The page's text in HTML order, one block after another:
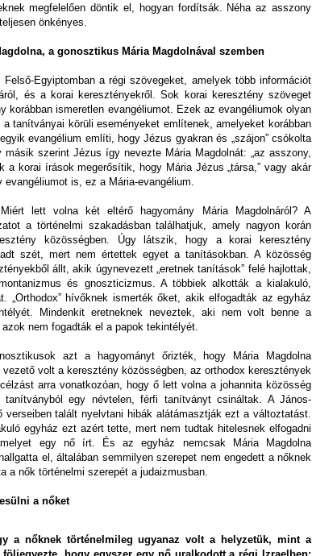
megfelelően döntik el, hogyan fordítsák. Néha az asszony
önkényes.
a gonosztikus Mária Magdolnával szemben
Felső-Egyiptomban a régi szövegeket, amelyek több információt
és a korai keresztényekről. Sok korai keresztény szöveget
korábban ismeretlen evangéliumot. Ezek az evangéliumok olyan
tanítványai körüli eseményeket említenek, amelyeket korábban
evangélium említi, hogy Jézus gyakran és „szájon” csókolta
másik szerint Jézus így nevezte Mária Magdolnát: „az asszony,
a korai írások megerősítik, hogy Mária Jézus „társa,” vagy akár
is, ez a Mária-evangélium.
lett volna két eltérő hagyomány Mária Magdolnáról? A
a történelmi szakadásban találhatjuk, amely nagyon korán
közösségben. Úgy látszik, hogy a korai keresztény
szét, mert nem értettek egyet a tanításokban. A közösség
állt, akik úgynevezett „eretnek tanítások” felé hajlottak,
és gnoszticizmus. A többiek alkották a kialakuló,
„Orthodox” hívőknek ismerték őket, akik elfogadták az egyház
Mindenkit eretneknek neveztek, aki nem volt benne a
nem fogadták el a papok tekintélyét.
azt a hagyományt őrizték, hogy Mária Magdolna
volt a keresztény közösségben, az orthodox keresztények
arra vonatkozóan, hogy ő lett volna a johannita közösség
tanítványból egy névtelen, férfi tanítványt csináltak. A János-
verseiben talált nyelvtani hibák alátámasztják ezt a változtatást.
egyház ezt azért tette, mert nem tudtak hitelesnek elfogadni
egy nő írt. És az egyház nemcsak Mária Magdolna
el, általában semmilyen szerepet nem engedett a nőknek
a nők történelmi szerepét a judaizmusban.
a nőket
a nőknek történelmileg ugyanaz volt a helyzetük, mint a